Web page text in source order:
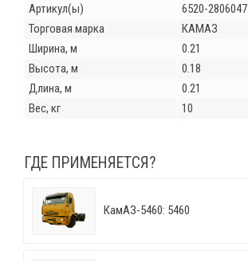
Артикул(ы)
6520-2806047
Торговая марка
КАМАЗ
Ширина, м
0.21
Высота, м
0.18
Длина, м
0.21
Вес, кг
10
ГДЕ ПРИМЕНЯЕТСЯ?
КамАЗ-5460: 5460